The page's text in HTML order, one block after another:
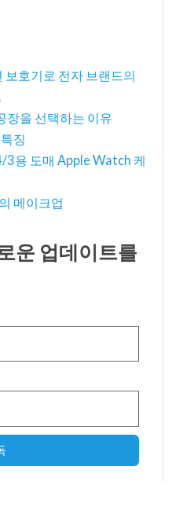
보호기로 전자 브랜드의
장을 선택하는 이유
징
용 도매 Apple Watch 케
메이크업
운 업데이트를